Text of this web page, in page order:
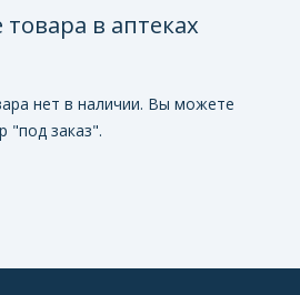
в аптеках
нет в наличии. Вы можете
"под заказ".